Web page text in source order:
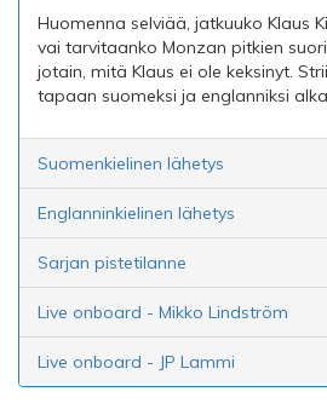
Huomenna selviää, jatkuuko Klaus
vai tarvitaanko Monzan pitkien
jotain, mitä Klaus ei ole keksinyt.
tapaan suomeksi ja englanniksi
Suomenkielinen lähetys
Englanninkielinen lähetys
Sarjan pistetilanne
Live onboard - Mikko Lindström
Live onboard - JP Lammi